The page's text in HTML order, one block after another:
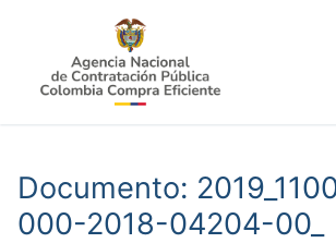
contenido
Documento:
000-2018-04204-00_